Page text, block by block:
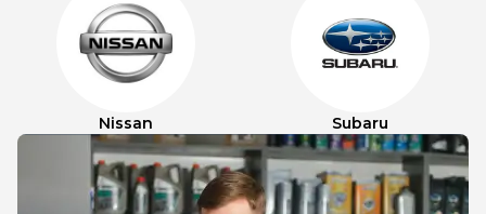
Nissan Subaru